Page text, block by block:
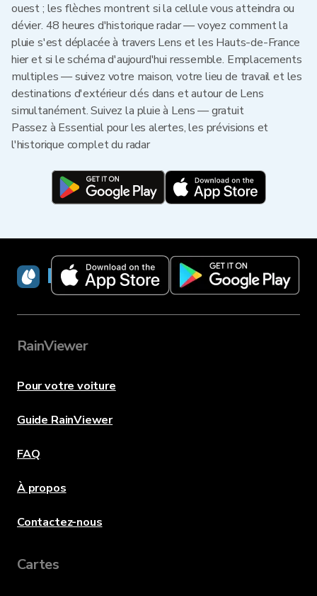
ouest ; les flèches montrent si la cellule vous atteindra ou
dévier. 48 heures d'historique radar — voyez comment la
pluie s'est déplacée à travers Lens et les Hauts-de-France
hier et si le schéma d'aujourd'hui ressemble. Emplacements
multiples — suivez votre maison, votre lieu de travail et les
destinations d'extérieur clés dans et autour de Lens
simultanément. Suivez la pluie à Lens — gratuit
Passez à Essential pour les alertes, les prévisions et
l'historique complet du radar
RainViewer
RainViewer
Pour votre voiture
Guide RainViewer
FAQ
À propos
Contactez-nous
Cartes